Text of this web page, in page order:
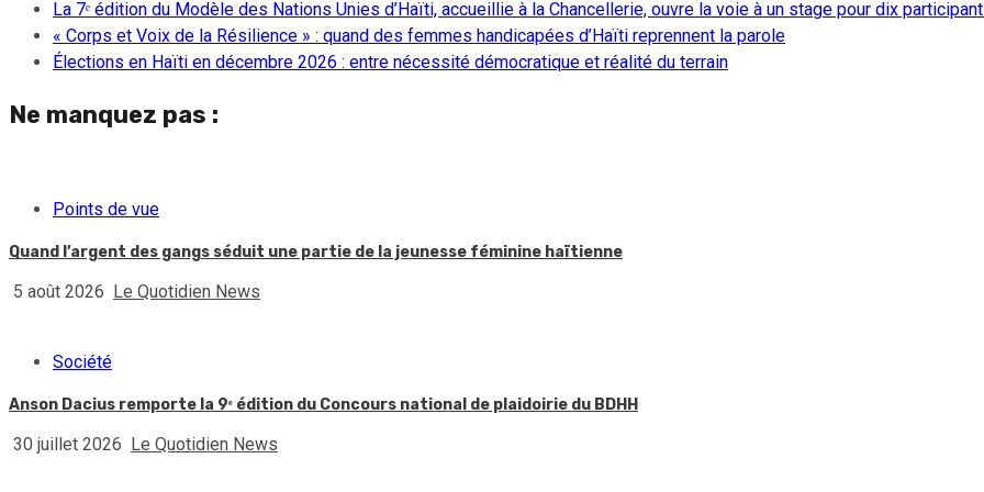
La 7ᵉ édition du Modèle des Nations Unies d’Haïti, accueillie à la Chancellerie, ouvre la voie à un stage pour dix
« Corps et Voix de la Résilience » : quand des femmes handicapées d’Haïti reprennent la parole
Élections en Haïti en décembre 2026 : entre nécessité démocratique et réalité du terrain
Ne manquez pas :
Points de vue
Quand l’argent des gangs séduit une partie de la jeunesse féminine haïtienne
5 août 2026 Le Quotidien News
Société
Anson Dacius remporte la 9ᵉ édition du Concours national de plaidoirie du BDHH
30 juillet 2026 Le Quotidien News